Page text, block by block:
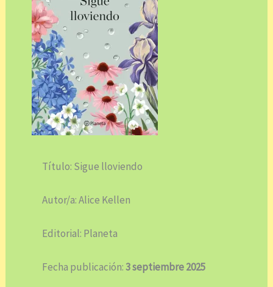
Título: Sigue lloviendo
Autor/a: Alice Kellen
Editorial: Planeta
Fecha publicación:3 septiembre 2025